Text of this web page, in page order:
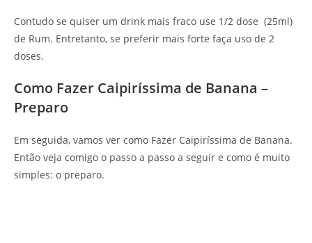
Contudo se quiser um drink mais fraco use 1/2 dose (25ml)
de Rum. Entretanto, se preferir mais forte faça uso de 2
doses.
Como Fazer Caipiríssima de Banana –
Preparo
Em seguida, vamos ver como Fazer Caipiríssima de Banana.
Então veja comigo o passo a passo a seguir e como é muito
simples: o preparo.